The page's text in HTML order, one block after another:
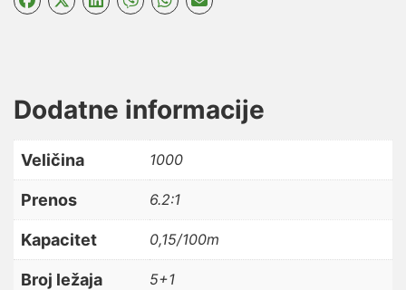
Dodatne informacije
Veličina 1000
Prenos 6.2:1
Kapacitet 0,15/100m
Broj ležaja 5+1